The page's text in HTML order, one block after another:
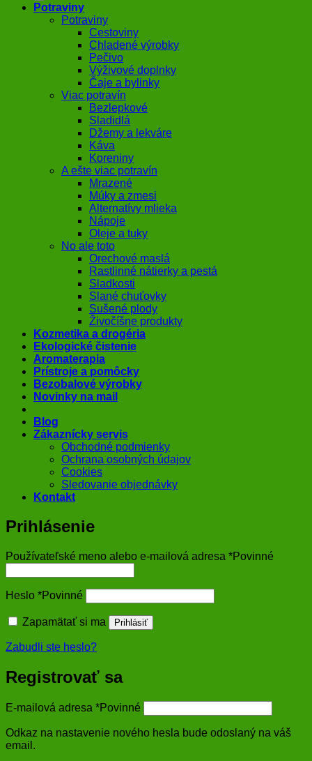
Potraviny
Potraviny
Cestoviny
Chladené výrobky
Pečivo
Výživové doplnky
Čaje a bylinky
Viac potravín
Bezlepkové
Sladidlá
Džemy a lekváre
Káva
Koreniny
A ešte viac potravín
Mrazené
Múky a zmesi
Alternatívy mlieka
Nápoje
Oleje a tuky
No ale toto
Orechové maslá
Rastlinné nátierky a pestá
Sladkosti
Slané chuťovky
Sušené plody
Živočíšne produkty
Kozmetika a drogéria
Ekologické čistenie
Aromaterapia
Prístroje a pomôcky
Bezobalové výrobky
Novinky na mail
Blog
Zákaznícky servis
Obchodné podmienky
Ochrana osobných údajov
Cookies
Sledovanie objednávky
Kontakt
Prihlásenie
Používateľské meno alebo e-mailová adresa *Povinné
Heslo *Povinné
Zapamätať si ma Prihlásiť
Zabudli ste heslo?
Registrovať sa
E-mailová adresa *Povinné
Odkaz na nastavenie nového hesla bude odoslaný na váš
email.